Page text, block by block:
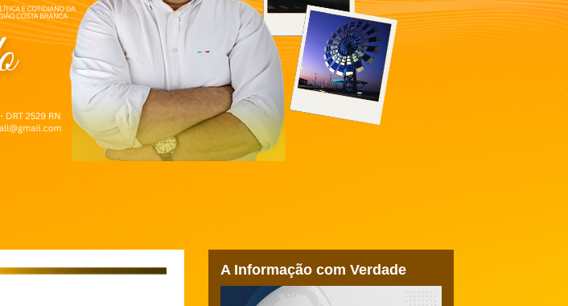
A Informação com Verdade